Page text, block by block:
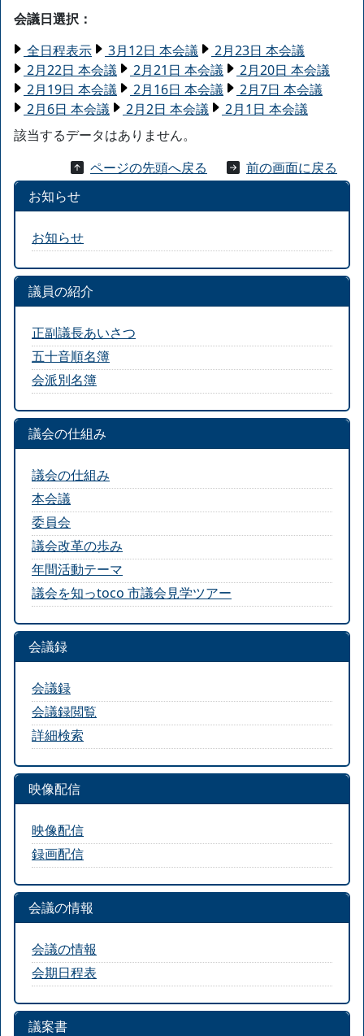
会議日選択：
全日程表示
3月12日 本会議
2月23日 本会議
2月22日 本会議
2月21日 本会議
2月20日 本会議
2月19日 本会議
2月16日 本会議
2月7日 本会議
2月6日 本会議
2月2日 本会議
2月1日 本会議
該当するデータはありません。
ページの先頭へ戻る
前の画面に戻る
お知らせ
お知らせ
議員の紹介
正副議長あいさつ
五十音順名簿
会派別名簿
議会の仕組み
議会の仕組み
本会議
委員会
議会改革の歩み
年間活動テーマ
議会を知っtoco 市議会見学ツアー
会議録
会議録
会議録閲覧
詳細検索
映像配信
映像配信
録画配信
会議の情報
会議の情報
会期日程表
議案書